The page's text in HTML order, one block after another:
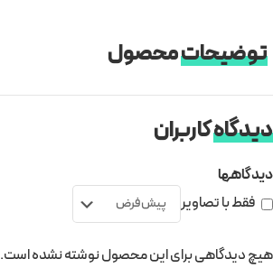
توضیحاتمحصول
دیدگاهکاربران
دیدگاهها
فقط با تصاویر
هیچ دیدگاهی برای این محصول نوشته نشده است.